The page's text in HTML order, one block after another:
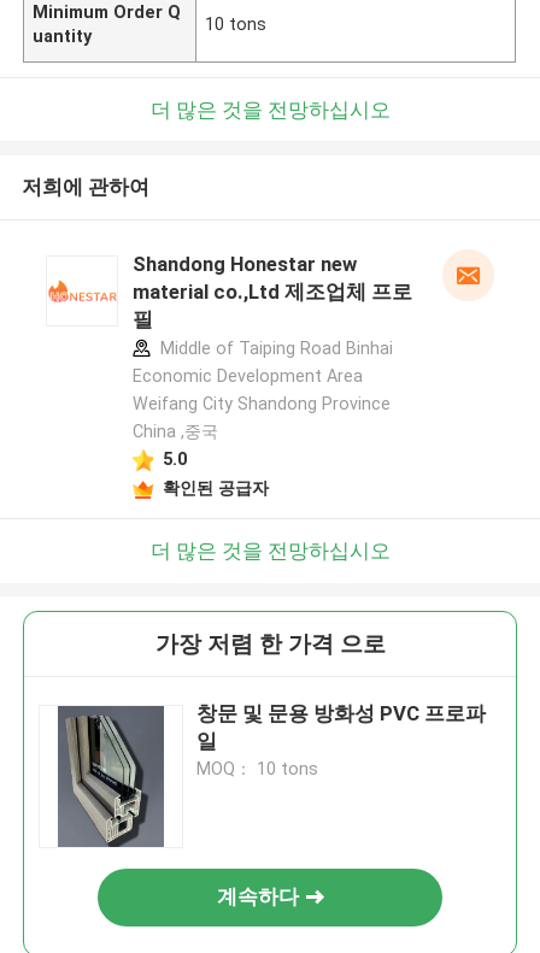
Minimum Order Q
uantity
10 tons
더 많은 것을 전망하십시오
저희에 관하여
Shandong Honestar new
material co.,Ltd 제조업체 프로
필
Middle of Taiping Road Binhai
Economic Development Area
Weifang City Shandong Province
China ,중국
5.0
확인된 공급자
더 많은 것을 전망하십시오
가장 저렴 한 가격 으로
창문 및 문용 방화성 PVC 프로파
일
MOQ： 10 tons
계속하다